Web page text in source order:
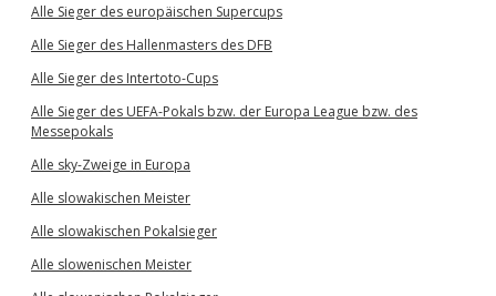
Alle Sieger des europäischen Supercups
Alle Sieger des Hallenmasters des DFB
Alle Sieger des Intertoto-Cups
Alle Sieger des UEFA-Pokals bzw. der Europa League bzw. des
Messepokals
Alle sky-Zweige in Europa
Alle slowakischen Meister
Alle slowakischen Pokalsieger
Alle slowenischen Meister